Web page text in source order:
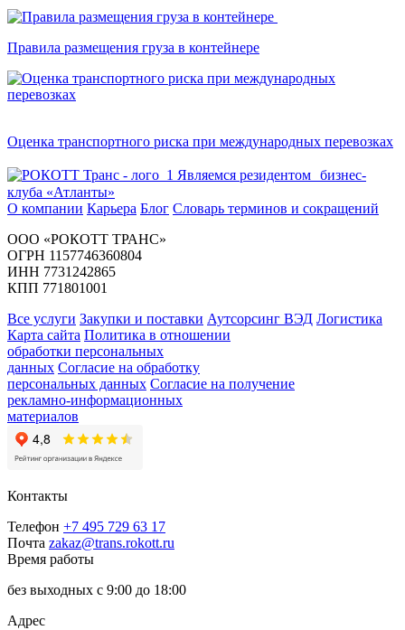
Правила размещения груза в контейнере
Оценка транспортного риска при международных перевозках
Являемся резидентом бизнес-
клуба «Атланты»
О компании Карьера Блог Словарь терминов и сокращений
ООО «РОКОТТ ТРАНС»
ОГРН 1157746360804
ИНН 7731242865
КПП 771801001
Все услуги Закупки и поставки Аутсорсинг ВЭД Логистика
Карта сайта Политика в отношении
обработки персональных
данных Согласие на обработку
персональных данных Согласие на получение
рекламно-информационных
материалов
Контакты
Телефон +7 495 729 63 17
Почта zakaz@trans.rokott.ru
Время работы
без выходных с 9:00 до 18:00
Адрес